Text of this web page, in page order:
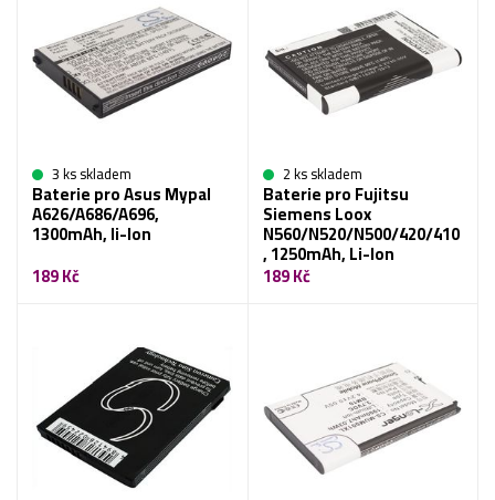
3 ks skladem
Baterie pro Asus Mypal
A626/A686/A696,
1300mAh, li-Ion
189 Kč
2 ks skladem
Baterie pro Fujitsu
Siemens Loox
N560/N520/N500/420/410
, 1250mAh, Li-Ion
189 Kč